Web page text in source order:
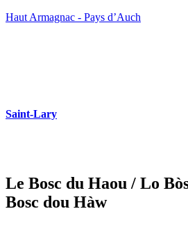
Haut Armagnac - Pays d’Auch
Saint-Lary
Le Bosc du Haou / Lo
Bosc dou Hàw